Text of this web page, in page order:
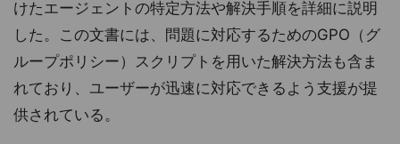
けたエージェントの特定方法や解決手順を詳細に説明
した。この文書には、問題に対応するためのGPO（グ
ループポリシー）スクリプトを用いた解決方法も含ま
れており、ユーザーが迅速に対応できるよう支援が提
供されている。